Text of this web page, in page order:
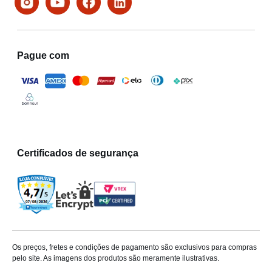
Pague com
Certificados de segurança
Os preços, fretes e condições de pagamento são exclusivos para compras
pelo site. As imagens dos produtos são meramente ilustrativas.